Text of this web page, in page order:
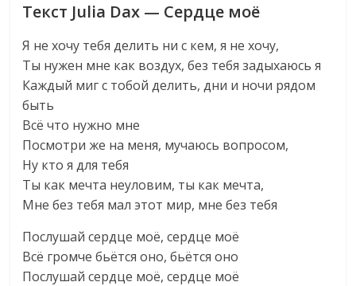
Текст Julia Dax — Сердце моё
Я не хочу тебя делить ни с кем, я не хочу,
Ты нужен мне как воздух, без тебя задыхаюсь я
Каждый миг с тобой делить, дни и ночи рядом
быть
Всё что нужно мне
Посмотри же на меня, мучаюсь вопросом,
Ну кто я для тебя
Ты как мечта неуловим, ты как мечта,
Мне без тебя мал этот мир, мне без тебя
Послушай сердце моё, сердце моё
Всё громче бьётся оно, бьётся оно
Послушай сердце моё, сердце моё